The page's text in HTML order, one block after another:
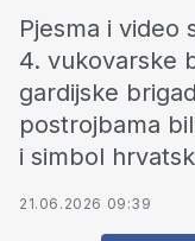
Pjesma i video
4. vukovarske
gardijske
postrojbama
i simbol
21.06.2026 09:39